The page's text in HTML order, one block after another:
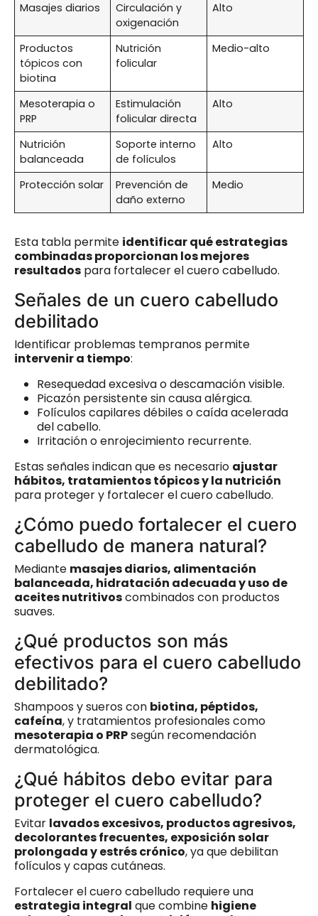
Masajes diarios
Circulación y
oxigenación
Alto
Productos
tópicos con
biotina
Nutrición
folicular
Medio-alto
Mesoterapia o
PRP
Estimulación
folicular directa
Alto
Nutrición
balanceada
Soporte interno
de folículos
Alto
Protección solar
Prevención de
daño externo
Medio
Esta tabla permite identificar qué estrategias
combinadas proporcionan los mejores
resultados para fortalecer el cuero cabelludo.
Señales de un cuero cabelludo
debilitado
Identificar problemas tempranos permite
intervenir a tiempo:
Resequedad excesiva o descamación visible.
Picazón persistente sin causa alérgica.
Folículos capilares débiles o caída acelerada
del cabello.
Irritación o enrojecimiento recurrente.
Estas señales indican que es necesario ajustar
hábitos, tratamientos tópicos y la nutrición
para proteger y fortalecer el cuero cabelludo.
¿Cómo puedo fortalecer el cuero
cabelludo de manera natural?
Mediante masajes diarios, alimentación
balanceada, hidratación adecuada y uso de
aceites nutritivoscombinados con productos
suaves.
¿Qué productos son más
efectivos para el cuero cabelludo
debilitado?
Shampoos y sueros con biotina, péptidos,
cafeína, y tratamientos profesionales como
mesoterapia o PRPsegún recomendación
dermatológica.
¿Qué hábitos debo evitar para
proteger el cuero cabelludo?
Evitar lavados excesivos, productos agresivos,
decolorantes frecuentes, exposición solar
prolongada y estrés crónico, ya que debilitan
folículos y capas cutáneas.
Fortalecer el cuero cabelludo requiere una
estrategia integral que combine higiene